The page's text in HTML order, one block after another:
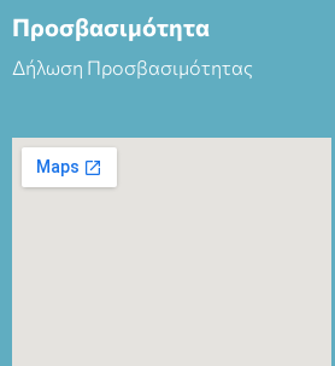
Προσβασιμότητα
Δήλωση Προσβασιμότητας